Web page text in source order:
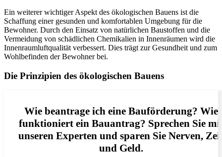
Ein weiterer wichtiger Aspekt des ökologischen Bauens ist die
Schaffung einer gesunden und komfortablen Umgebung für die
Bewohner. Durch den Einsatz von natürlichen Baustoffen und die
Vermeidung von schädlichen Chemikalien in Innenräumen wird die
Innenraumluftqualität verbessert. Dies trägt zur Gesundheit und zum
Wohlbefinden der Bewohner bei.
Die Prinzipien des ökologischen Bauens
Wie beantrage ich eine Bauförderung? Wie
funktioniert ein Bauantrag? Sprechen Sie
unseren Experten und sparen Sie Nerven,
und Geld.